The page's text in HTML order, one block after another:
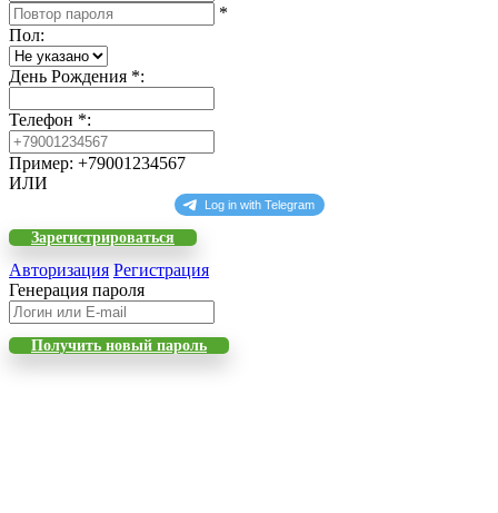
*
Пол:
День Рождения *:
Телефон *:
Пример: +79001234567
ИЛИ
Зарегистрироваться
Авторизация Регистрация
Генерация пароля
Получить новый пароль